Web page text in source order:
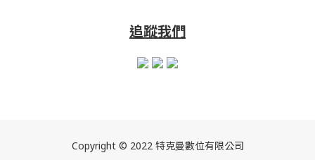
追蹤我們
Copyright © 2022 特克曼數位有限公司